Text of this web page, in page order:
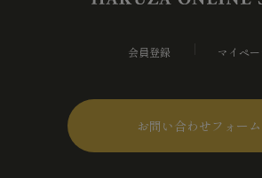
会員登録 マイペ
お問い合わせフォーム